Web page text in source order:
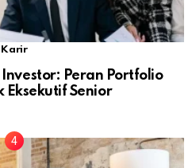
Karir
Peran Portfolio
Eksekutif Senior